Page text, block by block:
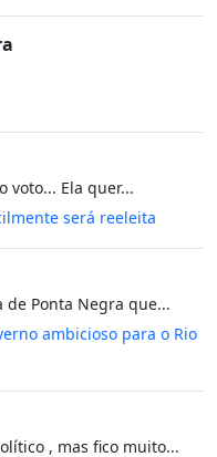
voto... Ela quer...
será reeleita
de Ponta Negra que...
ambicioso para o Rio
, mas fico muito...